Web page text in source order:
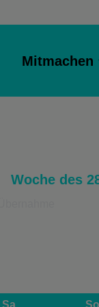
Mitmachen
Woche des